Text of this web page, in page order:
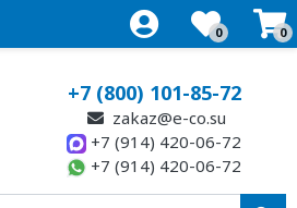
0 0
+7 (800) 101-85-72
zakaz@e-co.su
+7 (914) 420-06-72
+7 (914) 420-06-72